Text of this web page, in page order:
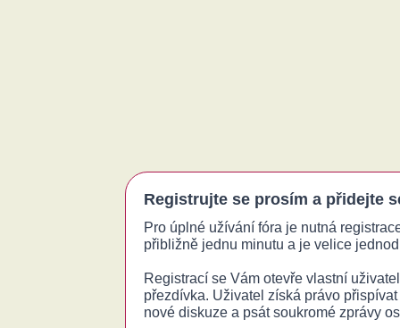
Registrujte se prosím a přidejte
Pro úplné užívání fóra je nutná
přibližně jednu minutu a je velice
Registrací se Vám otevře vlastní
přezdívka. Uživatel získá právo
nové diskuze a psát soukromé zprávy